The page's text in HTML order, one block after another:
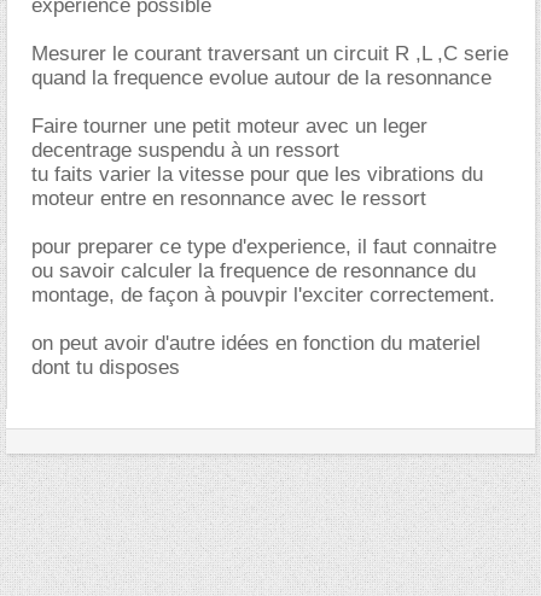
experience possible
Mesurer le courant traversant un circuit R ,L ,C serie
quand la frequence evolue autour de la resonnance
Faire tourner une petit moteur avec un leger
decentrage suspendu à un ressort
tu faits varier la vitesse pour que les vibrations du
moteur entre en resonnance avec le ressort
pour preparer ce type d'experience, il faut connaitre
ou savoir calculer la frequence de resonnance du
montage, de façon à pouvpir l'exciter correctement.
on peut avoir d'autre idées en fonction du materiel
dont tu disposes